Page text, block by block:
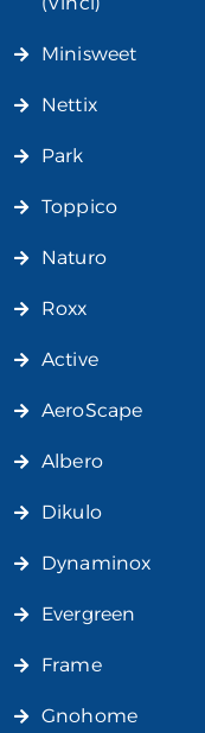
Minisweet
Nettix
Park
Toppico
Naturo
Roxx
Active
AeroScape
Albero
Dikulo
Dynaminox
Evergreen
Frame
Gnohome